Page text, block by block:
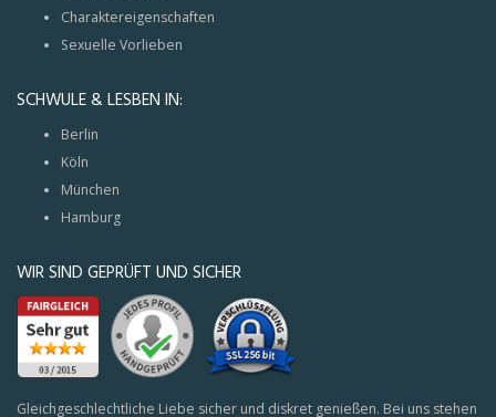
Charaktereigenschaften
Sexuelle Vorlieben
SCHWULE & LESBEN IN:
Berlin
Köln
München
Hamburg
WIR SIND GEPRÜFT UND SICHER
Gleichgeschlechtliche Liebe sicher und diskret genießen. Bei uns stehen